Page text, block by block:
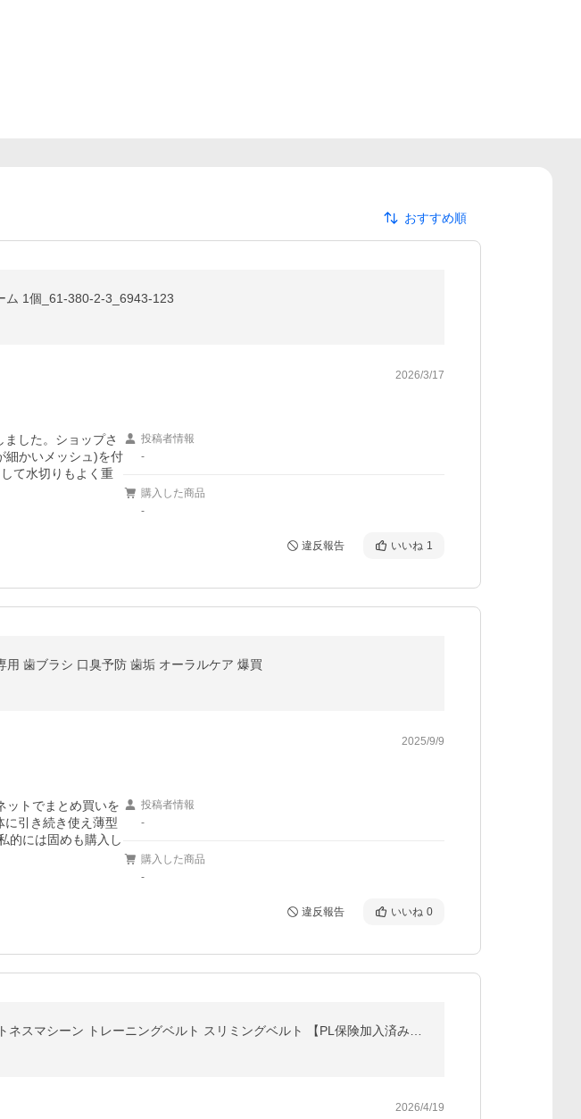
おすすめ順
ム 1個_61-380-2-3_6943-123
2026/3/17
した。ショップさ
細かいメッシュ)を付
て水切りもよく重
投稿者情報
-
購入した商品
-
違反報告 いいね 1
歯ブラシ 口臭予防 歯垢 オーラルケア 爆買
2025/9/9
ットでまとめ買いを
に引き続き使え薄型
的には固めも購入し
投稿者情報
-
購入した商品
-
違反報告 いいね 0
2026/4/19